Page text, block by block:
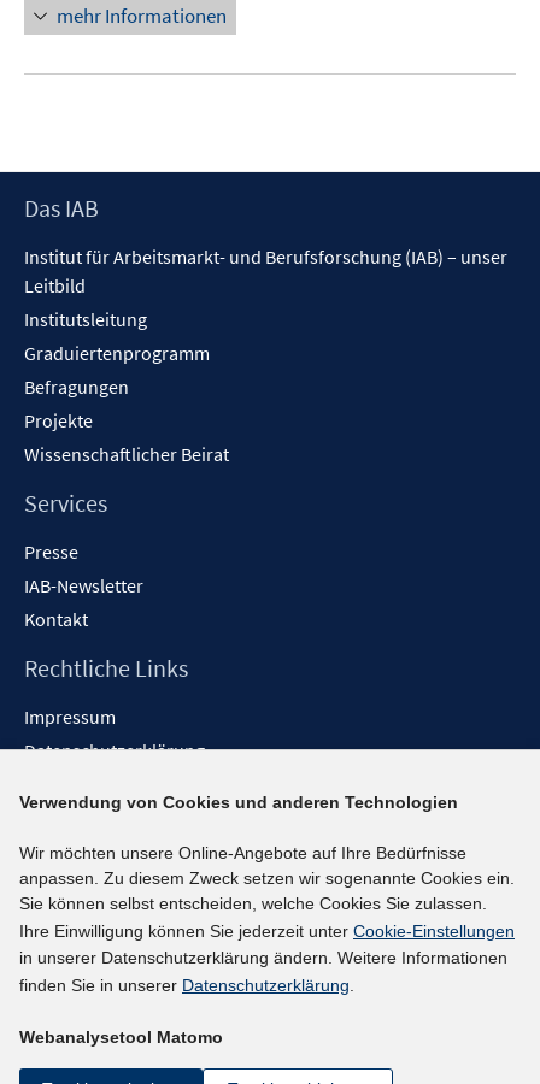
mehr Informationen
Footer
Das IAB
Institut für Arbeitsmarkt- und Berufsforschung (IAB) – unser
Leitbild
Institutsleitung
Graduiertenprogramm
Befragungen
Projekte
Wissenschaftlicher Beirat
Services
Presse
IAB-Newsletter
Kontakt
Rechtliche Links
Impressum
Datenschutzerklärung
Barrieren melden
Social-Media-Kanäle
BlueSky
YouTube
LinkedIn
kununu
Verwendung von Cookies und anderen Technologien
Wir möchten unsere Online-Angebote auf Ihre Bedürfnisse
anpassen. Zu diesem Zweck setzen wir sogenannte Cookies ein.
Sie können selbst entscheiden, welche Cookies Sie zulassen.
Ihre Einwilligung können Sie jederzeit unter Cookie-Einstellungen
in unserer Datenschutzerklärung ändern. Weitere Informationen
finden Sie in unserer Datenschutzerklärung.
Webanalysetool Matomo